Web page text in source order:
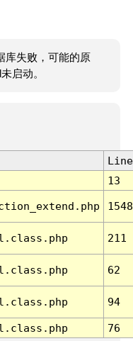
库失败，可能的原
启动。
Line
13
1548
211
62
94
76